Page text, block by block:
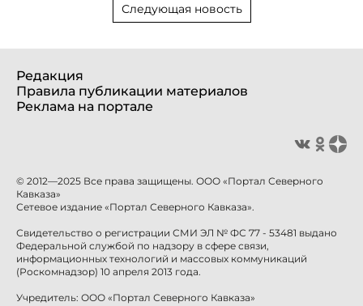
Следующая новость
Редакция
Правила публикации материалов
Реклама на портале
© 2012—2025 Все права защищены. ООО «Портал Северного
Кавказа»
Сетевое издание «Портал Северного Кавказа».
Свидетельство о регистрации СМИ ЭЛ № ФС 77 - 53481 выдано
Федеральной службой по надзору в сфере связи,
информационных технологий и массовых коммуникаций
(Роскомнадзор) 10 апреля 2013 года.
Учредитель: ООО «Портал Северного Кавказа»